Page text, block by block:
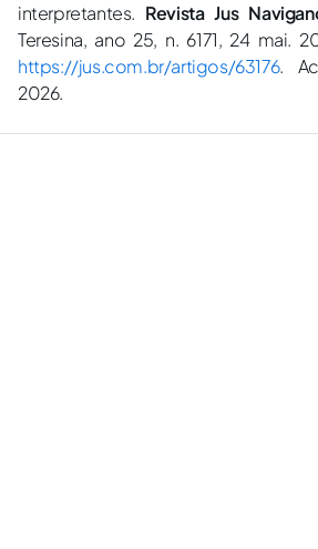
interpretantes. Revista Jus
Teresina, ano 25, n. 6171, 24 mai.
https://jus.com.br/artigos/63176.
2026.